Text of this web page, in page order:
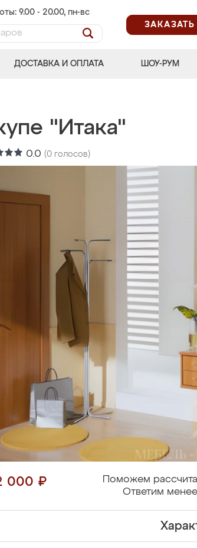
9.00 - 20.00, пн-вс
ДОСТАВКА И ОПЛАТА ШОУ-РУМ
"Итака"
0.0 (0 голосов)
000 ₽
Поможем
Ответим